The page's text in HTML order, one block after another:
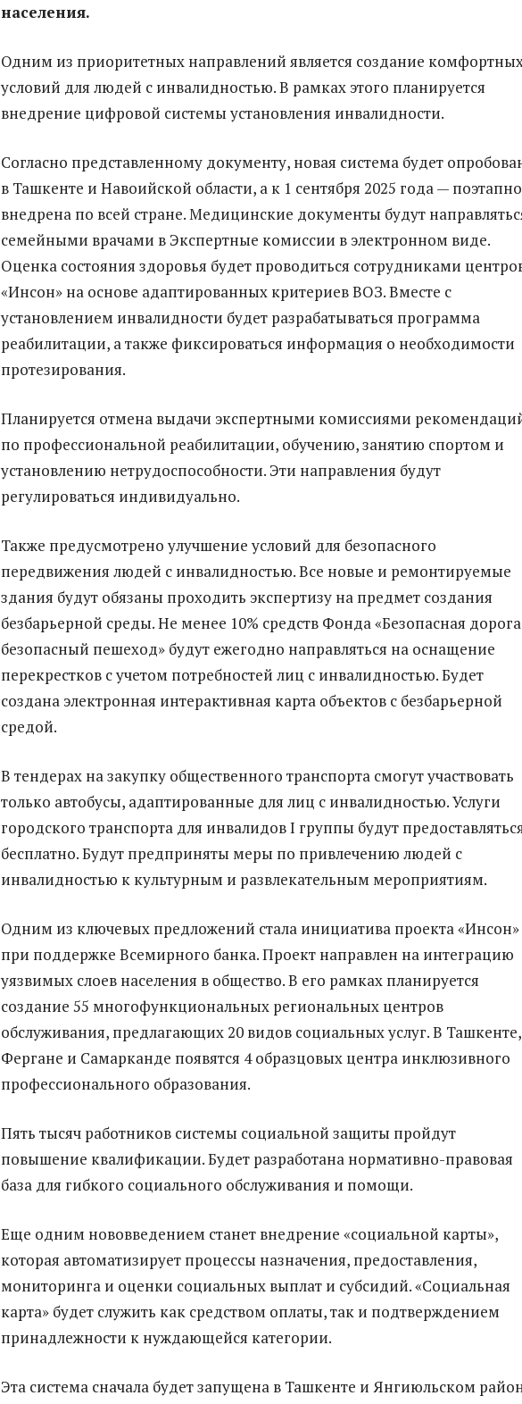
населения.
Одним из приоритетных направлений является создание
условий для людей с инвалидностью. В рамках этого планируется
внедрение цифровой системы установления инвалидности.
Согласно представленному документу, новая система будет
в Ташкенте и Навоийской области, а к 1 сентября 2025 года — поэтапно
внедрена по всей стране. Медицинские документы будут
семейными врачами в Экспертные комиссии в электронном виде.
Оценка состояния здоровья будет проводиться сотрудниками
«Инсон» на основе адаптированных критериев ВОЗ. Вместе с
установлением инвалидности будет разрабатываться программа
реабилитации, а также фиксироваться информация о необходимости
протезирования.
Планируется отмена выдачи экспертными комиссиями
по профессиональной реабилитации, обучению, занятию спортом и
установлению нетрудоспособности. Эти направления будут
регулироваться индивидуально.
Также предусмотрено улучшение условий для безопасного
передвижения людей с инвалидностью. Все новые и ремонтируемые
здания будут обязаны проходить экспертизу на предмет создания
безбарьерной среды. Не менее 10% средств Фонда «Безопасная
безопасный пешеход» будут ежегодно направляться на оснащение
перекрестков с учетом потребностей лиц с инвалидностью. Будет
создана электронная интерактивная карта объектов с безбарьерной
средой.
В тендерах на закупку общественного транспорта смогут участвовать
только автобусы, адаптированные для лиц с инвалидностью. Услуги
городского транспорта для инвалидов I группы будут
бесплатно. Будут предприняты меры по привлечению людей с
инвалидностью к культурным и развлекательным мероприятиям.
Одним из ключевых предложений стала инициатива проекта «Инсон»
при поддержке Всемирного банка. Проект направлен на интеграцию
уязвимых слоев населения в общество. В его рамках планируется
создание 55 многофункциональных региональных центров
обслуживания, предлагающих 20 видов социальных услуг. В Ташкенте,
Фергане и Самарканде появятся 4 образцовых центра инклюзивного
профессионального образования.
Пять тысяч работников системы социальной защиты пройдут
повышение квалификации. Будет разработана нормативно-правовая
база для гибкого социального обслуживания и помощи.
Еще одним нововведением станет внедрение «социальной карты»,
которая автоматизирует процессы назначения, предоставления,
мониторинга и оценки социальных выплат и субсидий. «Социальная
карта» будет служить как средством оплаты, так и подтверждением
принадлежности к нуждающейся категории.
Эта система сначала будет запущена в Ташкенте и Янгиюльском